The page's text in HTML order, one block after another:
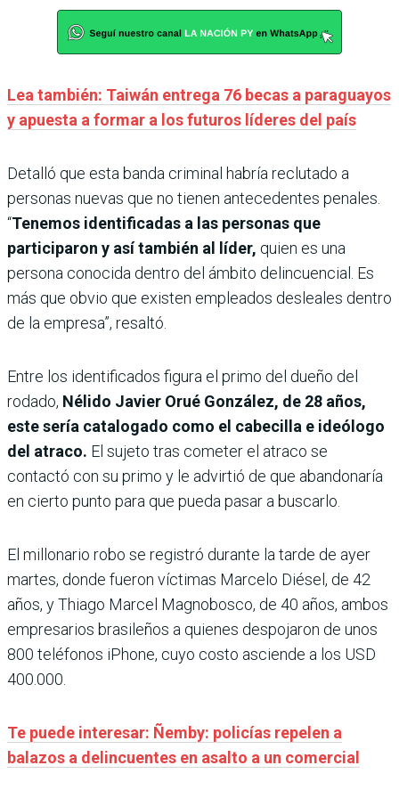
Lea también: Taiwán entrega 76 becas a paraguayos
y apuesta a formar a los futuros líderes del país
Detalló que esta banda criminal habría reclutado a
personas nuevas que no tienen antecedentes penales.
“Tenemos identificadas a las personas que
participaron y así también al líder, quien es una
persona conocida dentro del ámbito delincuencial. Es
más que obvio que existen empleados desleales dentro
de la empresa”, resaltó.
Entre los identificados figura el primo del dueño del
rodado, Nélido Javier Orué González, de 28 años,
este sería catalogado como el cabecilla e ideólogo
del atraco. El sujeto tras cometer el atraco se
contactó con su primo y le advirtió de que abandonaría
en cierto punto para que pueda pasar a buscarlo.
El millonario robo se registró durante la tarde de ayer
martes, donde fueron víctimas Marcelo Diésel, de 42
años, y Thiago Marcel Magnobosco, de 40 años, ambos
empresarios brasileños a quienes despojaron de unos
800 teléfonos iPhone, cuyo costo asciende a los USD
400.000.
Te puede interesar: Ñemby: policías repelen a
balazos a delincuentes en asalto a un comercial